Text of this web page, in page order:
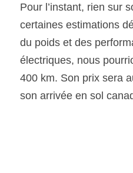
Pour l’instant, rien sur
certaines estimations
du poids et des
électriques, nous
400 km. Son prix sera
son arrivée en sol